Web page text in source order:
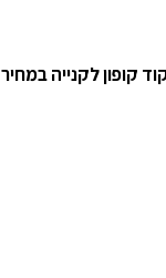
לקנייה במחיר